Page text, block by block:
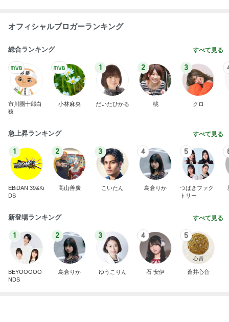
オフィシャルブロガーランキング
総合ランキング すべて見る
市川團十郎白
猿
小林麻央
1
だいたひかる
2
桃
3
クロ
急上昇ランキング すべて見る
1
EBiDAN 39&Ki
DS
2
高山善廣
3
こいたん
4
島倉りか
5
つばきファク
トリー
新登場ランキング すべて見る
1
BEYOOOOO
NDS
2
島倉りか
3
ゆうこりん
4
石 安伊
5
蒼井心音